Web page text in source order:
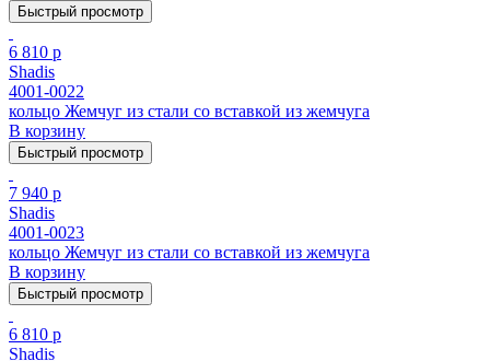
Быстрый просмотр
6 810 р
Shadis
4001-0022
кольцо Жемчуг из стали cо вставкой из жемчуга
В корзину
Быстрый просмотр
7 940 р
Shadis
4001-0023
кольцо Жемчуг из стали cо вставкой из жемчуга
В корзину
Быстрый просмотр
6 810 р
Shadis